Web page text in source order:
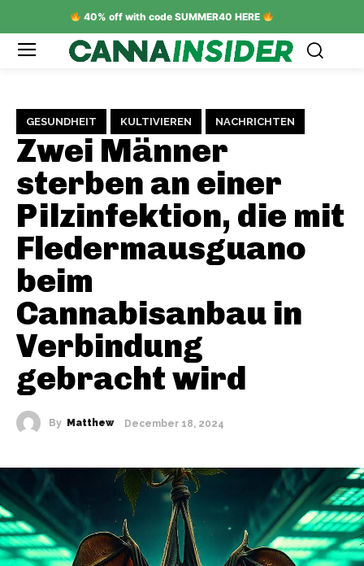
40% off with code SUMMER40 HERE
GESUNDHEIT KULTIVIEREN NACHRICHTEN
Zwei Männer
sterben an einer
Pilzinfektion, die mit
Fledermausguano
beim
Cannabisanbau in
Verbindung
gebracht wird
By Matthew December 18, 2024